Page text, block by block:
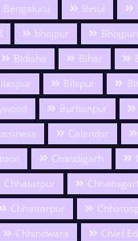
Bengaluru Betul
bhojpur Bhojpuri
Bidisha Bihar
Bilspur
Burhanpur
Calendor
Chandigarh
Chhatarpur
Chhattarpur
Chhindwara Chief